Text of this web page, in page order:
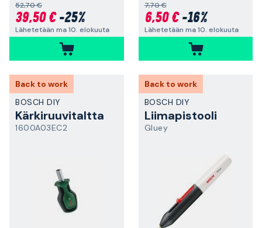
52,70 €
39,50 €-25%
Lähetetään ma 10. elokuuta
7,70 €
6,50 €-16%
Lähetetään ma 10. elokuuta
Back to work
BOSCH DIY
Kärkiruuvitaltta
1600A03EC2
Back to work
BOSCH DIY
Liimapistooli
Gluey